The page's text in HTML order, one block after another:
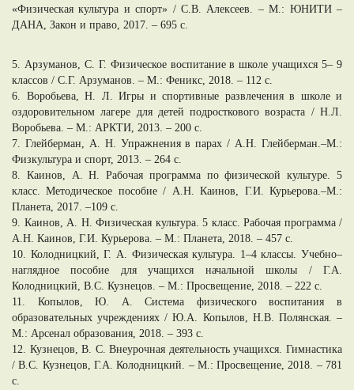
«Физическая культура и спорт» / С.В. Алексеев. – М.: ЮНИТИ –
ДАНА, Закон и право, 2017. – 695 c.
5. Арзуманов, С. Г. Физическое воспитание в школе учащихся 5– 9
классов / С.Г. Арзуманов. – М.: Феникс, 2018. – 112 c.
6. Воробьева, Н. Л. Игры и спортивные развлечения в школе и
оздоровительном лагере для детей подросткового возраста / Н.Л.
Воробьева. – М.: АРКТИ, 2013. – 200 c.
7. Глейберман, А. Н. Упражнения в парах / А.Н. Глейберман.–М.:
Физкультура и спорт, 2013. – 264 c.
8. Каинов, А. Н. Рабочая программа по физической культуре. 5
класс. Методическое пособие / А.Н. Каинов, Г.И. Курьерова.–М.:
Планета, 2017. –109 c.
9. Каинов, А. Н. Физическая культура. 5 класс. Рабочая программа /
А.Н. Каинов, Г.И. Курьерова. – М.: Планета, 2018. – 457 c.
10. Колодницкий, Г. А. Физическая культура. 1–4 классы. Учебно–
наглядное пособие для учащихся начальной школы / Г.А.
Колодницкий, В.С. Кузнецов. – М.: Просвещение, 2018. – 222 c.
11. Копылов, Ю. А. Система физического воспитания в
образовательных учреждениях / Ю.А. Копылов, Н.В. Полянская. –
М.: Арсенал образования, 2018. – 393 c.
12. Кузнецов, В. С. Внеурочная деятельность учащихся. Гимнастика
/ В.С. Кузнецов, Г.А. Колодницкий. – М.: Просвещение, 2018. – 781
c.